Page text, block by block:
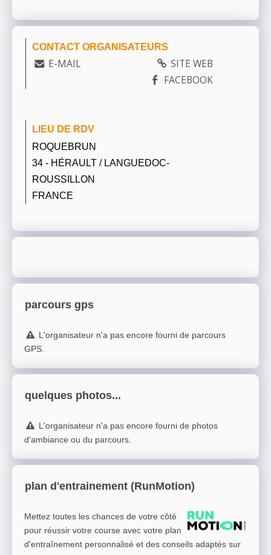
CONTACT ORGANISATEURS
E-MAIL
SITE WEB
FACEBOOK
LIEU DE RDV
ROQUEBRUN
34 - HÉRAULT / LANGUEDOC-
ROUSSILLON
FRANCE
parcours gps
L'organisateur n'a pas encore fourni de parcours
GPS.
quelques photos...
L'organisateur n'a pas encore fourni de photos
d'ambiance ou du parcours.
plan d'entrainement (RunMotion)
Mettez toutes les chances de votre côté
pour réussir votre course avec votre plan
d'entraînement personnalisé et des conseils adaptés sur